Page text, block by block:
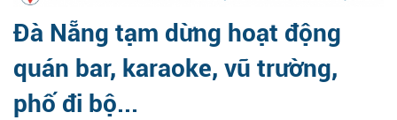
Đà Nẵng tạm dừng hoạt động
quán bar, karaoke, vũ trường,
phố đi bộ...